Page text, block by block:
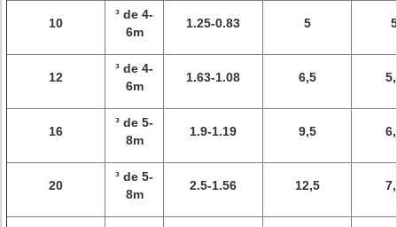
10
³ de 4-
6m
1.25-0.83 5 5
12
³ de 4-
6m
1.63-1.08 6,5
16
³ de 5-
8m
1.9-1.19 9,5
20
³ de 5-
8m
2.5-1.56 12,5